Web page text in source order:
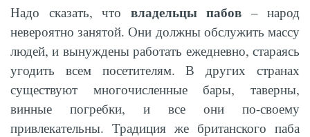
Надо сказать, что владельцы пабов – народ
невероятно занятой. Они должны обслужить массу
людей, и вынуждены работать ежедневно, стараясь
угодить всем посетителям. В других странах
существуют многочисленные бары, таверны,
винные погребки, и все они по-своему
привлекательны. Традиция же британского паба